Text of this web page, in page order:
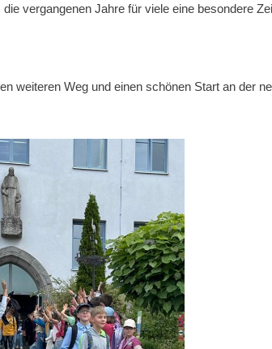
vergangenen Jahre für viele eine besondere
weiteren Weg und einen schönen Start an der